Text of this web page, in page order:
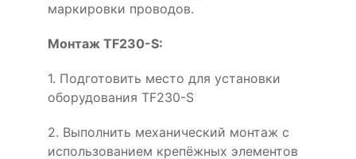
маркировки проводов.
Монтаж TF230-S:
1. Подготовить место для установки
оборудования TF230-S
2. Выполнить механический монтаж с
использованием крепёжных элементов